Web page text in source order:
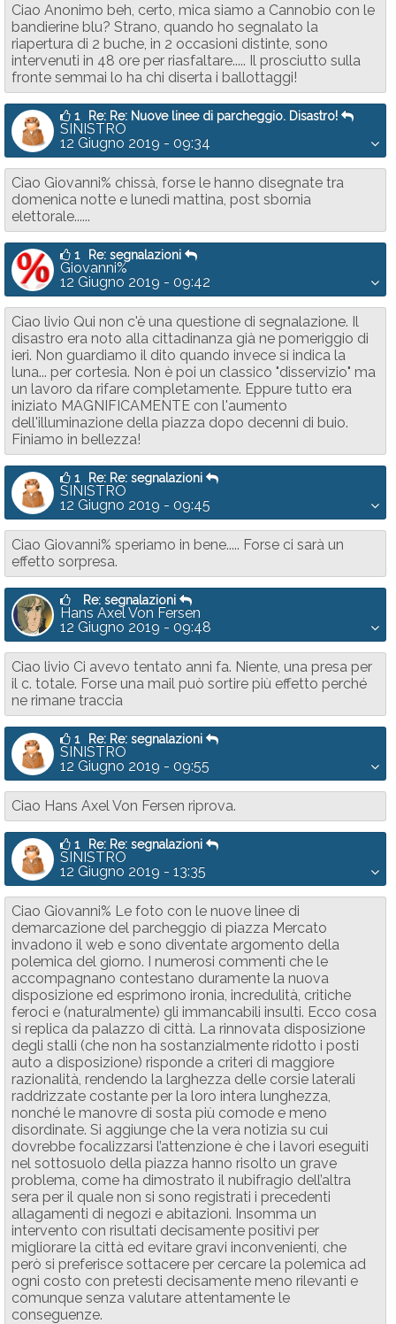
Ciao Anonimo beh, certo, mica siamo a Cannobio con le
bandierine blu? Strano, quando ho segnalato la
riapertura di 2 buche, in 2 occasioni distinte, sono
intervenuti in 48 ore per riasfaltare..... Il prosciutto sulla
fronte semmai lo ha chi diserta i ballottaggi!
1 Re: Re: Nuove linee di parcheggio. Disastro!
SINISTRO
12 Giugno 2019 - 09:34
Ciao Giovanni% chissà, forse le hanno disegnate tra
domenica notte e lunedì mattina, post sbornia
elettorale......
1 Re: segnalazioni
Giovanni%
12 Giugno 2019 - 09:42
Ciao livio Qui non c'è una questione di segnalazione. Il
disastro era noto alla cittadinanza già ne pomeriggio di
ieri. Non guardiamo il dito quando invece si indica la
luna... per cortesia. Non è poi un classico "disservizio" ma
un lavoro da rifare completamente. Eppure tutto era
iniziato MAGNIFICAMENTE con l'aumento
dell'illuminazione della piazza dopo decenni di buio.
Finiamo in bellezza!
1 Re: Re: segnalazioni
SINISTRO
12 Giugno 2019 - 09:45
Ciao Giovanni% speriamo in bene..... Forse ci sarà un
effetto sorpresa.
Re: segnalazioni
Hans Axel Von Fersen
12 Giugno 2019 - 09:48
Ciao livio Ci avevo tentato anni fa. Niente, una presa per
il c. totale. Forse una mail può sortire più effetto perché
ne rimane traccia
1 Re: Re: segnalazioni
SINISTRO
12 Giugno 2019 - 09:55
Ciao Hans Axel Von Fersen riprova.
1 Re: Re: segnalazioni
SINISTRO
12 Giugno 2019 - 13:35
Ciao Giovanni% Le foto con le nuove linee di
demarcazione del parcheggio di piazza Mercato
invadono il web e sono diventate argomento della
polemica del giorno. I numerosi commenti che le
accompagnano contestano duramente la nuova
disposizione ed esprimono ironia, incredulità, critiche
feroci e (naturalmente) gli immancabili insulti. Ecco cosa
si replica da palazzo di città. La rinnovata disposizione
degli stalli (che non ha sostanzialmente ridotto i posti
auto a disposizione) risponde a criteri di maggiore
razionalità, rendendo la larghezza delle corsie laterali
raddrizzate costante per la loro intera lunghezza,
nonché le manovre di sosta più comode e meno
disordinate. Si aggiunge che la vera notizia su cui
dovrebbe focalizzarsi l’attenzione è che i lavori eseguiti
nel sottosuolo della piazza hanno risolto un grave
problema, come ha dimostrato il nubifragio dell’altra
sera per il quale non si sono registrati i precedenti
allagamenti di negozi e abitazioni. Insomma un
intervento con risultati decisamente positivi per
migliorare la città ed evitare gravi inconvenienti, che
però si preferisce sottacere per cercare la polemica ad
ogni costo con pretesti decisamente meno rilevanti e
comunque senza valutare attentamente le
conseguenze.